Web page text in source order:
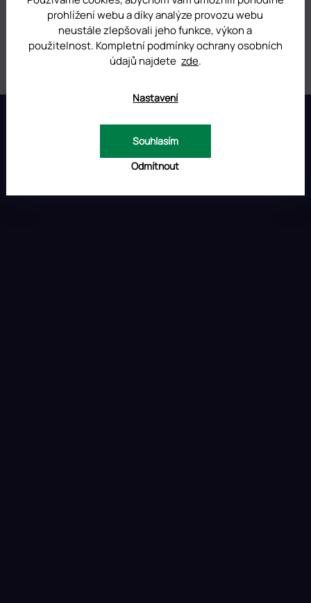
prohlížení webu a díky analýze provozu webu
neustále zlepšovali jeho funkce, výkon a
použitelnost. Kompletní podmínky ochrany osobních
údajů najdete zde.
Nastavení
Odmítnout
Souhlasím
Hmotnost: 0.01 kg
Položka byla vyprodána…
INSTAGRAM